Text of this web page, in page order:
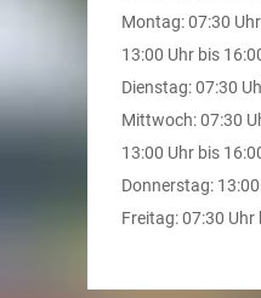
Montag: 07:30
13:00 Uhr bis
Dienstag: 07:30
Mittwoch: 07:30
13:00 Uhr bis
Donnerstag:
Freitag: 07:30 Uhr